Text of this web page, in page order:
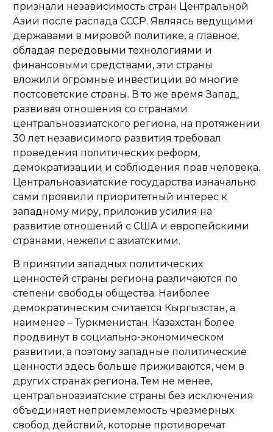
признали независимость стран Центральной
Азии после распада СССР. Являясь ведущими
державами в мировой политике, а главное,
обладая передовыми технологиями и
финансовыми средствами, эти страны
вложили огромные инвестиции во многие
постсоветские страны. В то же время Запад,
развивая отношения со странами
центральноазиатского региона, на протяжении
30 лет независимого развития требовал
проведения политических реформ,
демократизации и соблюдения прав человека.
Центральноазиатские государства изначально
сами проявили приоритетный интерес к
западному миру, приложив усилия на
развитие отношений с США и европейскими
странами, нежели с азиатскими.
В принятии западных политических
ценностей страны региона различаются по
степени свободы общества. Наиболее
демократическим считается Кыргызстан, а
наименее – Туркменистан. Казахстан более
продвинут в социально-экономическом
развитии, а поэтому западные политические
ценности здесь больше приживаются, чем в
других странах региона. Тем не менее,
центральноазиатские страны без исключения
объединяет неприемлемость чрезмерных
свобод действий, которые противоречат